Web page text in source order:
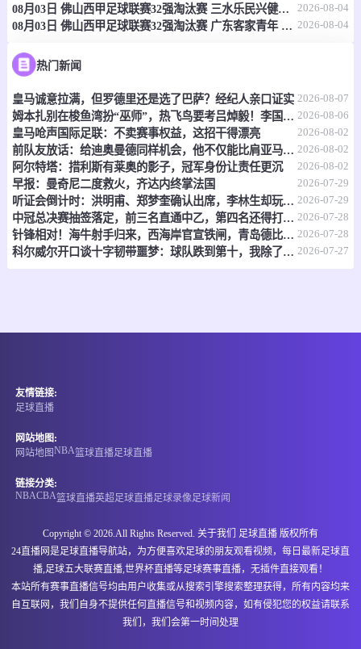
塞尔甲 08-09 00:00 直播中
博尔1919
情报
塞尔甲 08-09 00:00 直播中
波拉斯 0 - 0 沃日多瓦茨
情报
塞尔甲 08-09 00:00 直播中
格拉菲卡贝尔格莱德
-
情报
塞尔甲 08-09 00:00 直播中
0 - 0
08月03日 佛山西甲足球联赛32强淘汰赛 三水乐民兴健力宝 VS 中国澳门澳科精英 全场录像 2026-08-04
08月03日 佛山西甲足球联赛32强淘汰赛 广东客家青年 VS 广州英华思力U17 全场录像 2026-08-04
热门新闻
皇马诚意拉满，但罗德里还是选了巴萨？经纪人亲口证实 2026-08-07
姆本扎别在梭鱼湾扮“巫师”，热飞鸟要考吕焯毅！李国旭想双杀，全场再唱莎啦啦 2026-08-06
皇马呛声国际足联：不卖赛事权益，这招干得漂亮 2026-08-02
前队友放话：给迪奥曼德同样机会，他不仅能比肩亚马尔，还能超越他？ 2026-08-02
阿尔特塔：措利斯有莱奥的影子，冠军身份让责任更沉 2026-08-02
早报：曼奇尼二度救火，齐达内终掌法国 2026-07-29
听证会倒计时：洪明甫、郑梦奎确认出席，李林生却玩起了“缺席”戏码 2026-07-29
中冠总决赛抽签落定，前三名直通中乙，第四名还得打附加赛 2026-07-28
针锋相对！海牛射手归来，西海岸官宣铁闸，青岛德比倒计时 2026-07-28
科尔威尔开口谈十字韧带噩梦：球队跌到第十，我除了干瞪眼什么也做不了 2026-07-27
友情链接:
足球直播
网站地图:
网站地图NBA篮球直播足球直播
链接分类:
NBACBA篮球直播英超 足球直播足球录像 足球新闻
Copyright © 2026.All Rights Reserved. 关于我们 足球直播 版权所有
24直播网是足球直播导航站，为方便喜欢足球的朋友观看视频，每日最新足球直
播,足球五大联赛直播,世界杯直播等足球赛事直播，无插件直接观看！
本站所有赛事直播信号均由用户收集或从搜索引擎搜索整理获得，所有内容均来
自互联网，我们自身不提供任何直播信号和视频内容，如有侵犯您的权益请联系
我们，我们会第一时间处理